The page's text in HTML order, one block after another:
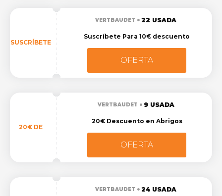
SUSCRÍBETE
VERTBAUDET 22 USADA
Suscríbete Para 10€ descuento
OFERTA
20€ DE
VERTBAUDET 9 USADA
20€ Descuento en Abrigos
OFERTA
VERTBAUDET 24 USADA